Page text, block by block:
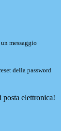
messaggio
della password
elettronica!